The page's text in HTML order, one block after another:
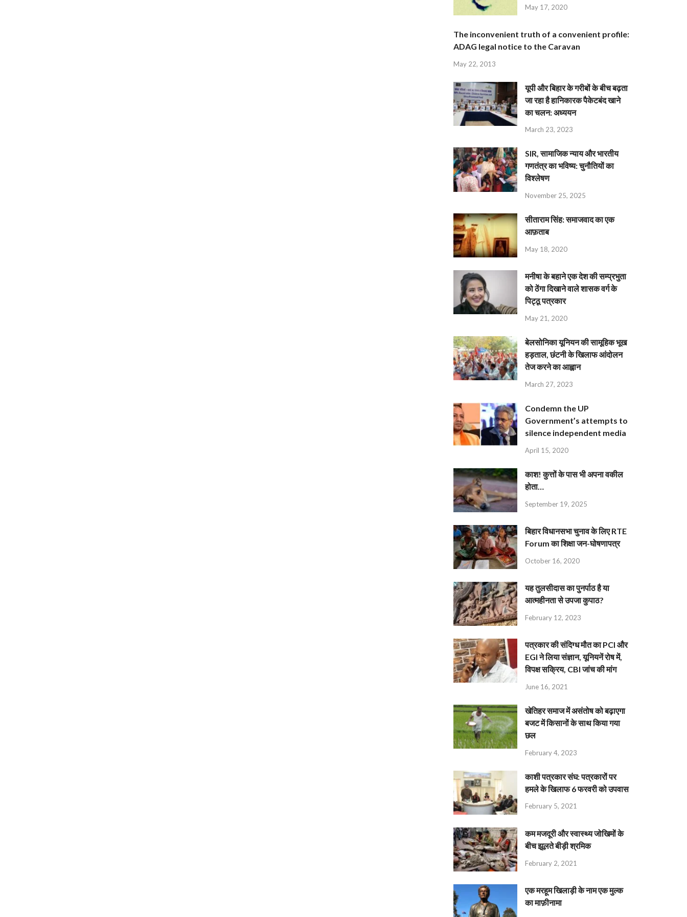
May 17, 2020
The inconvenient truth of a convenient profile:
ADAG legal notice to the Caravan
May 22, 2013
यूपी और बिहार के गरीबों के बीच बढ़ता
जा रहा है हानिकारक पैकेटबंद खाने
का चलन: अध्ययन
March 23, 2023
SIR, सामाजिक न्याय और भारतीय
गणतंत्र का भविष्य: चुनौतियों का
विश्लेषण
November 25, 2025
सीताराम सिंह: समाजवाद का एक
आफ़ताब
May 18, 2020
मनीषा के बहाने एक देश की सम्प्रभुता
को ठेंगा दिखाने वाले शासक वर्ग के
पिट्ठू पत्रकार
May 21, 2020
बेलसोनिका यूनियन की सामूहिक भूख
हड़ताल, छंटनी के खिलाफ आंदोलन
तेज करने का आह्वान
March 27, 2023
Condemn the UP
Government’s attempts to
silence independent media
April 15, 2020
काश! कुत्तों के पास भी अपना वकील
होता…
September 19, 2025
बिहार विधानसभा चुनाव के लिए RTE
Forum का शिक्षा जन-घोषणापत्र
October 16, 2020
यह तुलसीदास का पुनर्पाठ है या
आत्महीनता से उपजा कुपाठ?
February 12, 2023
पत्रकार की संदिग्ध मौत का PCI और
EGI ने लिया संज्ञान, यूनियनें रोष में,
विपक्ष सक्रिय, CBI जांच की मांग
June 16, 2021
खेतिहर समाज में असंतोष को बढ़ाएगा
बजट में किसानों के साथ किया गया
छल
February 4, 2023
काशी पत्रकार संघ: पत्रकारों पर
हमले के खिलाफ 6 फरवरी को उपवास
February 5, 2021
कम मजदूरी और स्वास्थ्य जोखिमों के
बीच झूलते बीड़ी श्रमिक
February 2, 2021
एक मरहूम खिलाड़ी के नाम एक मुल्क
का माफ़ीनामा